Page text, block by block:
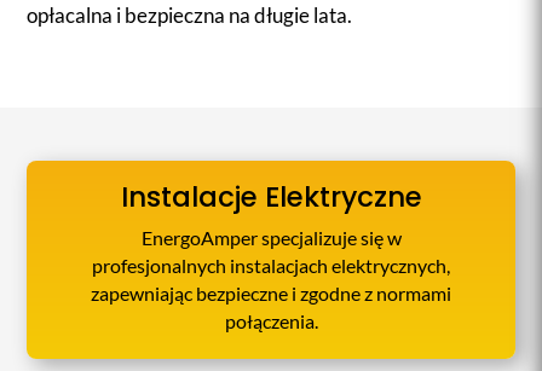
opłacalna i bezpieczna na długie lata.
Instalacje Elektryczne
EnergoAmper specjalizuje się w
profesjonalnych instalacjach elektrycznych,
zapewniając bezpieczne i zgodne z normami
połączenia.